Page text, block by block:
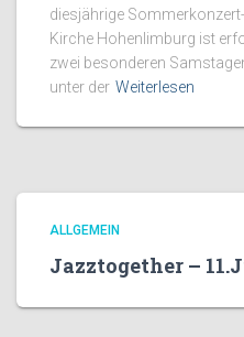
diesjährige
Kirche Hohenlimburg ist
zwei besonderen
unter der Weiterlesen
ALLGEMEIN
Jazztogether –